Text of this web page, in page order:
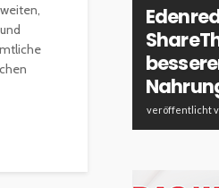
Tipps
veröffentlicht